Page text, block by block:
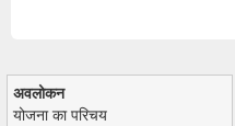
अवलोकन
योजना का परिचय